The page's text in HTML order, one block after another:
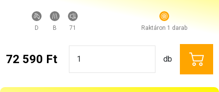
D B 71 Raktáron 1 darab
72 590 Ft db